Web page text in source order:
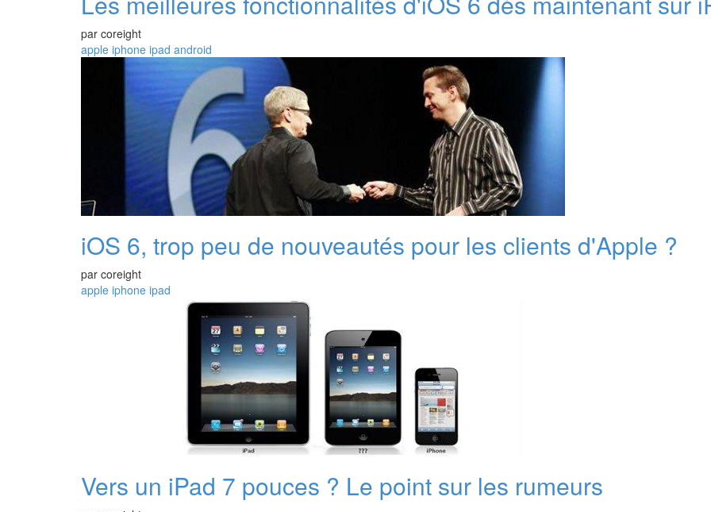
par coreight
apple iphone ipad android
iOS 6, trop peu de nouveautés pour les clients d'Apple ?
par coreight
apple iphone ipad
Vers un iPad 7 pouces ? Le point sur les rumeurs